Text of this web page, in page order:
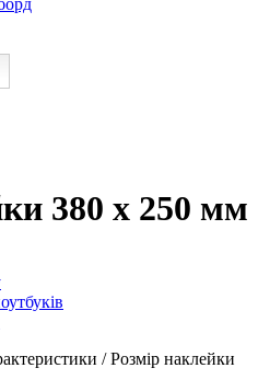
380 х 250 мм
/ Розмір наклейки